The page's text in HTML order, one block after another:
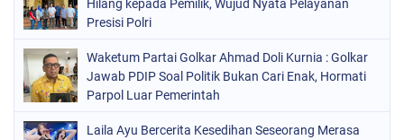
Hilang kepada Pemilik, Wujud Nyata Pelayanan
Presisi Polri
Waketum Partai Golkar Ahmad Doli Kurnia : Golkar
Jawab PDIP Soal Politik Bukan Cari Enak, Hormati
Parpol Luar Pemerintah
Laila Ayu Bercerita Kesedihan Seseorang Merasa